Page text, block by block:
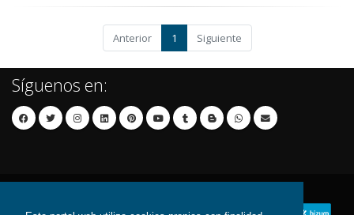
Anterior 1 Siguiente
Síguenos en: